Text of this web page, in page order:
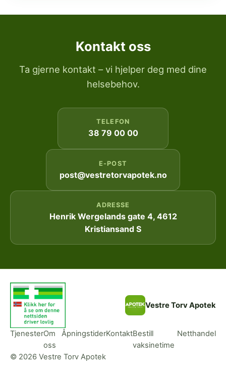
Kontakt oss
Ta gjerne kontakt – vi hjelper deg med dine
helsebehov.
TELEFON
38 79 00 00
E-POST
post@vestretorvapotek.no
ADRESSE
Henrik Wergelands gate 4, 4612
Kristiansand S
Vestre Torv Apotek
TjenesterOm
oss
ÅpningstiderKontaktBestill
vaksinetime
Netthandel
© 2026 Vestre Torv Apotek